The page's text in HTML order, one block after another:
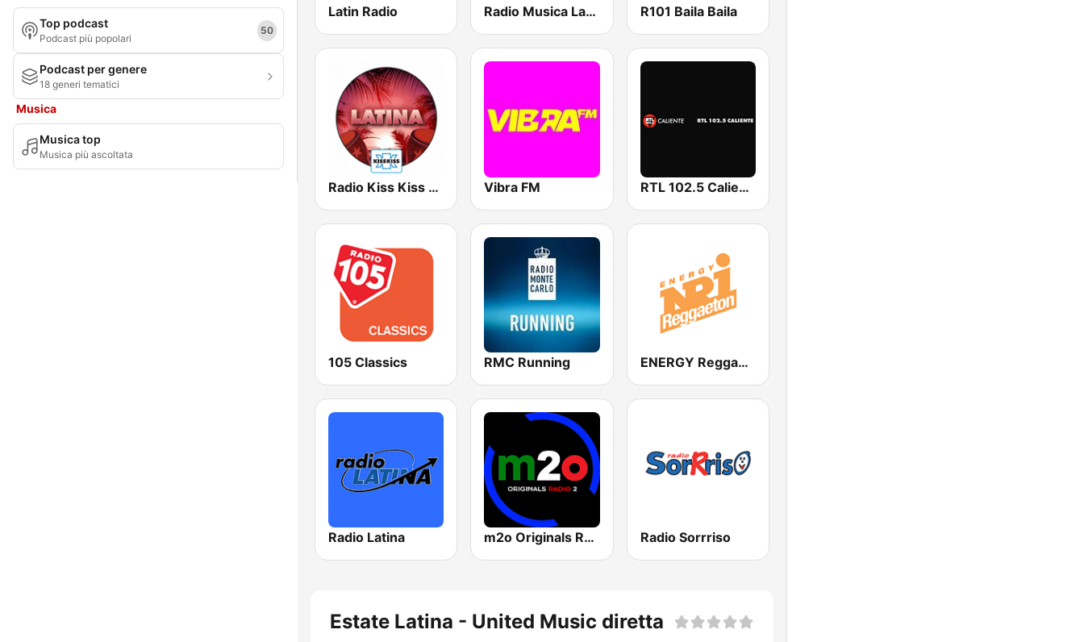
Top podcast
Podcast più popolari
50
Podcast per genere
18 generi tematici
Musica
Musica top
Musica più ascoltata
Latin Radio Radio Musica Latina R101 Baila Baila
Radio Kiss Kiss Latina Vibra FM RTL 102.5 Caliente
105 Classics RMC Running ENERGY Reggaeton
Radio Latina m2o Originals Radio 2 Radio Sorrriso
Estate Latina - United Music diretta